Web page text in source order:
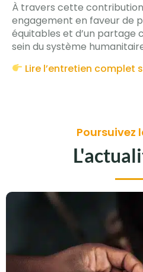
À travers cette
engagement en faveur de
équitables et d’un partage
sein du système
Lire l’entretien complet
Poursuivez